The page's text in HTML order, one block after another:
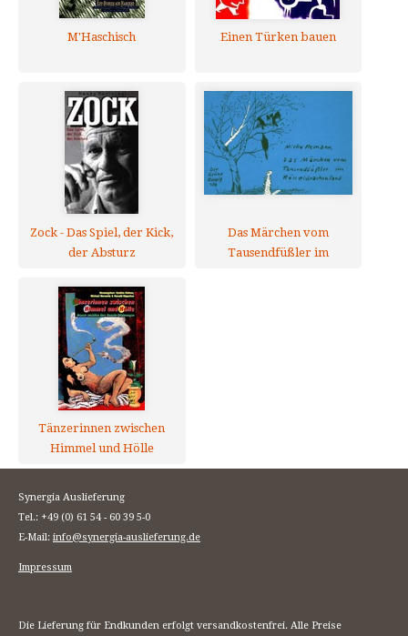
M'Haschisch Einen Türken bauen
Zock - Das Spiel, der Kick,
der Absturz
Das Märchen vom
Tausendfüßler im
Tänzerinnen zwischen
Himmel und Hölle
Synergia Auslieferung
Tel.: +49 (0) 61 54 - 60 39 5-0
E-Mail: info@synergia-auslieferung.de
Impressum
Die Lieferung für Endkunden erfolgt versandkostenfrei. Alle Preise